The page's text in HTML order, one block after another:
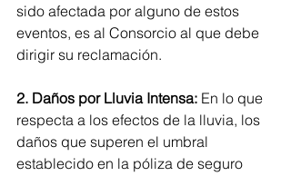
sido afectada por alguno de estos
eventos, es al Consorcio al que debe
dirigir su reclamación.
2. Daños por Lluvia Intensa: En lo que
respecta a los efectos de la lluvia, los
daños que superen el umbral
establecido en la póliza de seguro